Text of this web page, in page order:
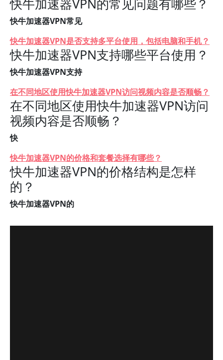
快牛加速器VPN的常见问题有哪些？
快牛加速器VPN常见
快牛加速器VPN是否支持多平台使用，包括电脑和手机？
快牛加速器VPN支持哪些平台使用？
快牛加速器VPN支持
在不同地区使用快牛加速器VPN访问视频内容是否顺畅？
在不同地区使用快牛加速器VPN访问
视频内容是否顺畅？
快
快牛加速器VPN的价格和套餐选择有哪些？
快牛加速器VPN的价格结构是怎样
的？
快牛加速器VPN的